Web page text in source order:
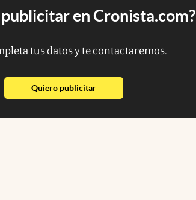
en Cronista.com?
tus datos y te contactaremos.
Quiero publicitarabre en nueva pestaña